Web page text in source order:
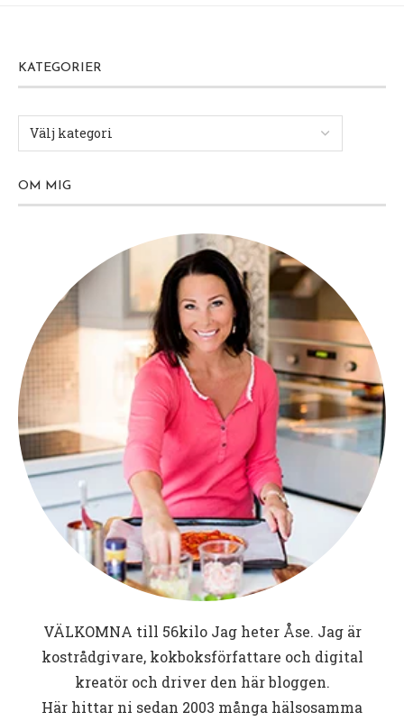
KATEGORIER
OM MIG
VÄLKOMNA till 56kiloJag heter Åse. Jag är
kostrådgivare, kokboksförfattare och digital
kreatör och driver den här bloggen.
Här hittar ni sedan 2003 många hälsosamma